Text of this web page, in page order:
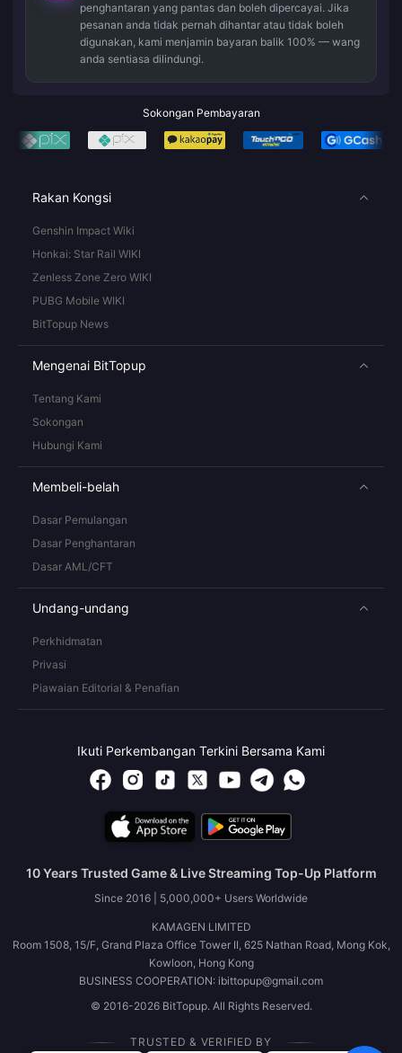
penghantaran yang pantas dan boleh dipercayai. Jika
pesanan anda tidak pernah dihantar atau tidak boleh
digunakan, kami menjamin bayaran balik 100% — wang
anda sentiasa dilindungi.
Sokongan Pembayaran
Rakan Kongsi
Genshin Impact Wiki
Honkai: Star Rail WIKI
Zenless Zone Zero WIKI
PUBG Mobile WIKI
BitTopup News
Mengenai BitTopup
Tentang Kami
Sokongan
Hubungi Kami
Membeli-belah
Dasar Pemulangan
Dasar Penghantaran
Dasar AML/CFT
Undang-undang
Perkhidmatan
Privasi
Piawaian Editorial & Penafian
Ikuti Perkembangan Terkini Bersama Kami
10 Years Trusted Game & Live Streaming Top-Up Platform
Since 2016 | 5,000,000+ Users Worldwide
KAMAGEN LIMITED
Room 1508, 15/F, Grand Plaza Office Tower II, 625 Nathan Road, Mong Kok,
Kowloon, Hong Kong
BUSINESS COOPERATION: ibittopup@gmail.com
© 2016-2026 BitTopup. All Rights Reserved.
TRUSTED & VERIFIED BY